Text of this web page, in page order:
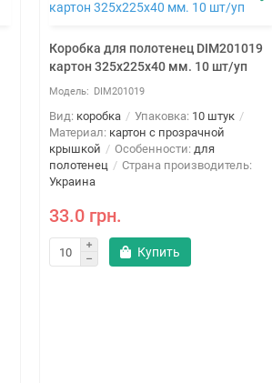
Коробка для полотенец DIM201019
картон 325х225х40 мм. 10 шт/уп
DIM201019
Вид: коробка Упаковка: 10 штук
Материал: картон с прозрачной
крышкой
Особенности: для
полотенец
Страна производитель:
Украина
33.0 грн.
Купить